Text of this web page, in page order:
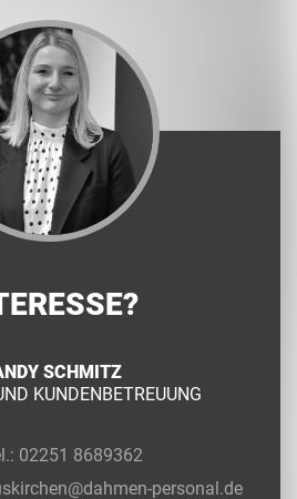
SCHMITZ
KUNDENBETREUUNG
02251 8689362
personal.de